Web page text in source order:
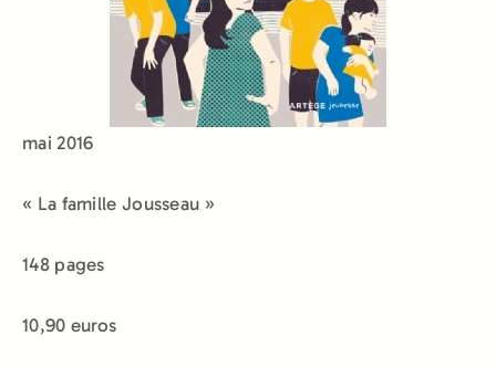
mai 2016
« La famille Jousseau »
148 pages
10,90 euros